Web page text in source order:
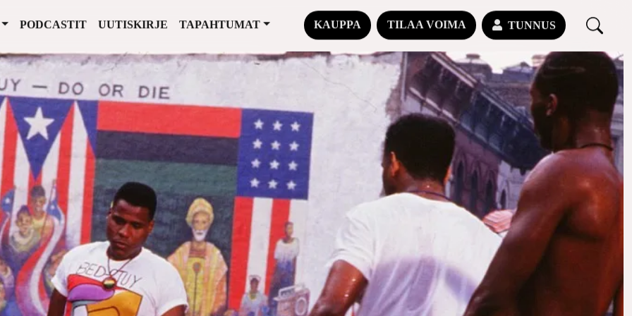
PODCASTIT UUTISKIRJE TAPAHTUMAT KAUPPA TILAA VOIMA TUNNUS